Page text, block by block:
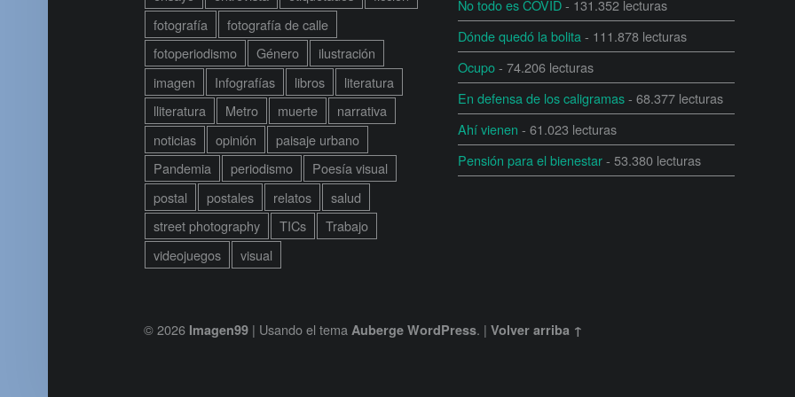
fotografía
fotografía de calle
fotoperiodismo
Género
ilustración
imagen
Infografías libros
literatura
lliteratura
Metro muerte
narrativa
noticias
opinión
paisaje urbano
Pandemia
periodismo
Poesía visual
postal
postales relatos
salud
street photography
TICs
Trabajo
videojuegos
visual
No todo es COVID- 131.352 lecturas
Dónde quedó la bolita - 111.878 lecturas
Ocupo- 74.206 lecturas
En defensa de los caligramas- 68.377 lecturas
Ahí vienen - 61.023 lecturas
Pensión para el bienestar- 53.380 lecturas
© 2026 Imagen99 | Usando el tema Auberge WordPress. | Volver arriba ↑